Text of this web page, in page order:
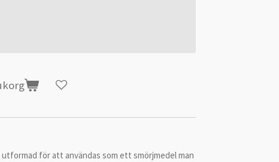
utformad för att användas som ett smörjmedel man